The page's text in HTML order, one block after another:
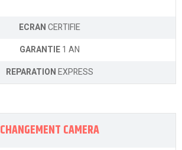
ECRANCERTIFIE
GARANTIE1 AN
REPARATIONEXPRESS
CHANGEMENT CAMERA